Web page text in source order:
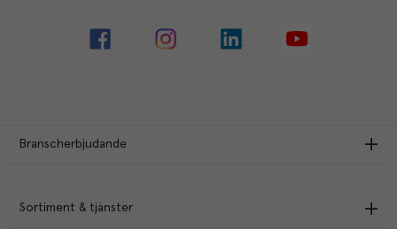
Branscherbjudande
Sortiment & tjänster